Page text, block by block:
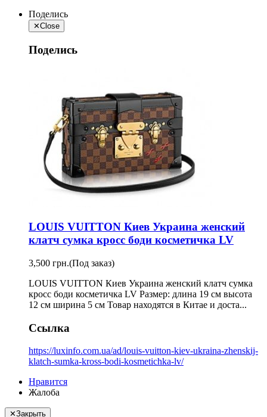
Поделись
✕Close
Поделись
LOUIS VUITTON Киев Украина женский
клатч сумка кросс боди косметичка LV
3,500 грн.(Под заказ)
LOUIS VUITTON Киев Украина женский клатч сумка
кросс боди косметичка LV Размер: длина 19 см высота
12 см ширина 5 см Товар находятся в Китае и доста...
Ссылка
https://luxinfo.com.ua/ad/louis-vuitton-kiev-ukraina-zhenskij-
klatch-sumka-kross-bodi-kosmetichka-lv/
Нравится
Жалоба
✕Закрыть